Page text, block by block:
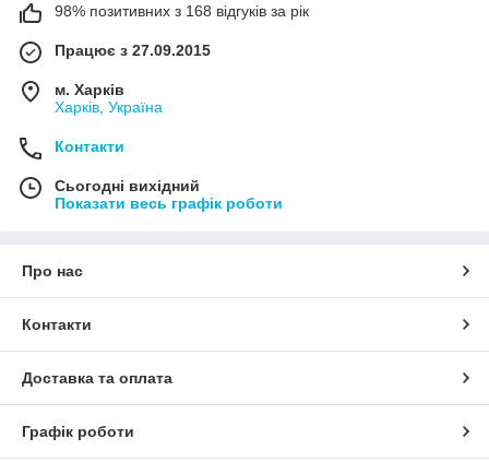
98% позитивних з 168 відгуків за рік
Працює з 27.09.2015
м. Харків
Харків, Україна
Контакти
Сьогодні вихідний
Показати весь графік роботи
Про нас
Контакти
Доставка та оплата
Графік роботи